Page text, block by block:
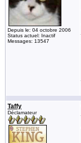
Depuis le: 04 octobre 2006
Status actuel: Inactif
Messages: 13547
Taffy
Déclamateur